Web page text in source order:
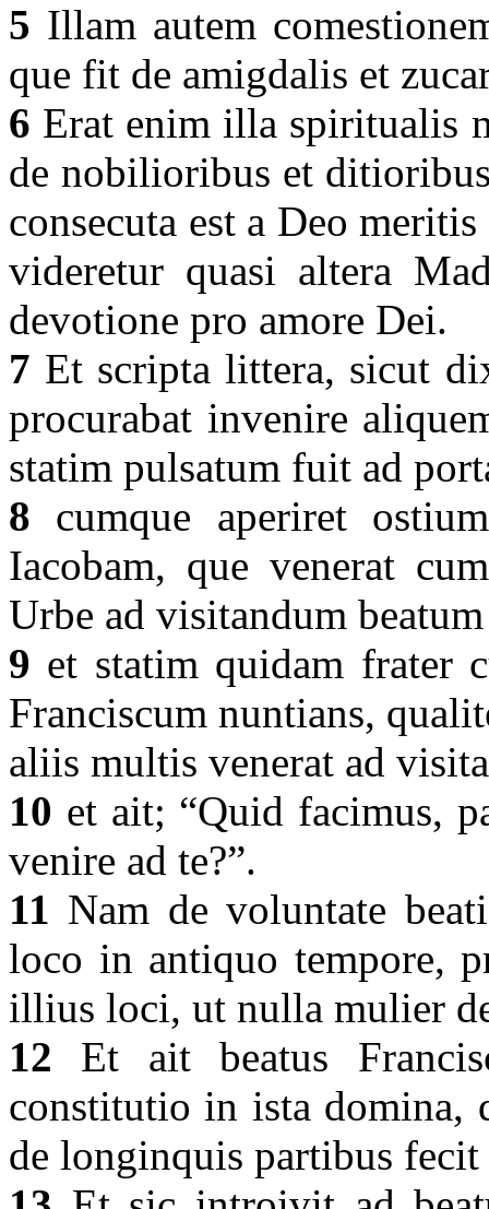
5 Illam autem
que fit de amigdalis et
6 Erat enim illa spiritualis
de nobilioribus et
consecuta est a Deo
videretur quasi altera
devotione pro amore Dei.
7 Et scripta littera, sicut
procurabat invenire
statim pulsatum fuit ad
8 cumque aperiret
Iacobam, que venerat
Urbe ad visitandum
9 et statim quidam frater
Franciscum nuntians,
aliis multis venerat ad
10 et ait; “Quid facimus,
venire ad te?”.
11 Nam de voluntate
loco in antiquo tempore,
illius loci, ut nulla mulier
12 Et ait beatus
constitutio in ista domina,
de longinquis partibus